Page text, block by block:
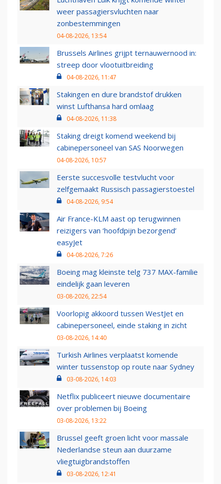
weer passagiersvluchten naar
zonbestemmingen
04-08-2026, 13:54
Brussels Airlines grijpt ternauwernood in:
streep door vlootuitbreiding
04-08-2026, 11:47
Stakingen en dure brandstof drukken
winst Lufthansa hard omlaag
04-08-2026, 11:38
Staking dreigt komend weekend bij
cabinepersoneel van SAS Noorwegen
04-08-2026, 10:57
Eerste succesvolle testvlucht voor
zelfgemaakt Russisch passagierstoestel
04-08-2026, 9:54
Air France-KLM aast op terugwinnen
reizigers van ‘hoofdpijn bezorgend’
easyJet
04-08-2026, 7:26
Boeing mag kleinste telg 737 MAX-familie
eindelijk gaan leveren
03-08-2026, 22:54
Voorlopig akkoord tussen WestJet en
cabinepersoneel, einde staking in zicht
03-08-2026, 14:40
Turkish Airlines verplaatst komende
winter tussenstop op route naar Sydney
03-08-2026, 14:03
Netflix publiceert nieuwe documentaire
over problemen bij Boeing
03-08-2026, 13:22
Brussel geeft groen licht voor massale
Nederlandse steun aan duurzame
vliegtuigbrandstoffen
03-08-2026, 12:41